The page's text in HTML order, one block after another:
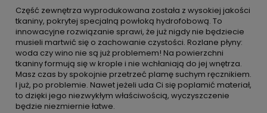
Część zewnętrza wyprodukowana została z wysokiej jakości
tkaniny, pokrytej specjalną powłoką hydrofobową. To
innowacyjne rozwiązanie sprawi, że już nigdy nie będziecie
musieli martwić się o zachowanie czystości. Rozlane płyny:
woda czy wino nie są już problemem! Na powierzchni
tkaniny formują się w krople i nie wchłaniają do jej wnętrza.
Masz czas by spokojnie przetrzeć plamę suchym ręcznikiem.
I już, po problemie. Nawet jeżeli uda Ci się poplamić materiał,
to dzięki jego niezwykłym właściwością, wyczyszczenie
będzie niezmiernie łatwe.